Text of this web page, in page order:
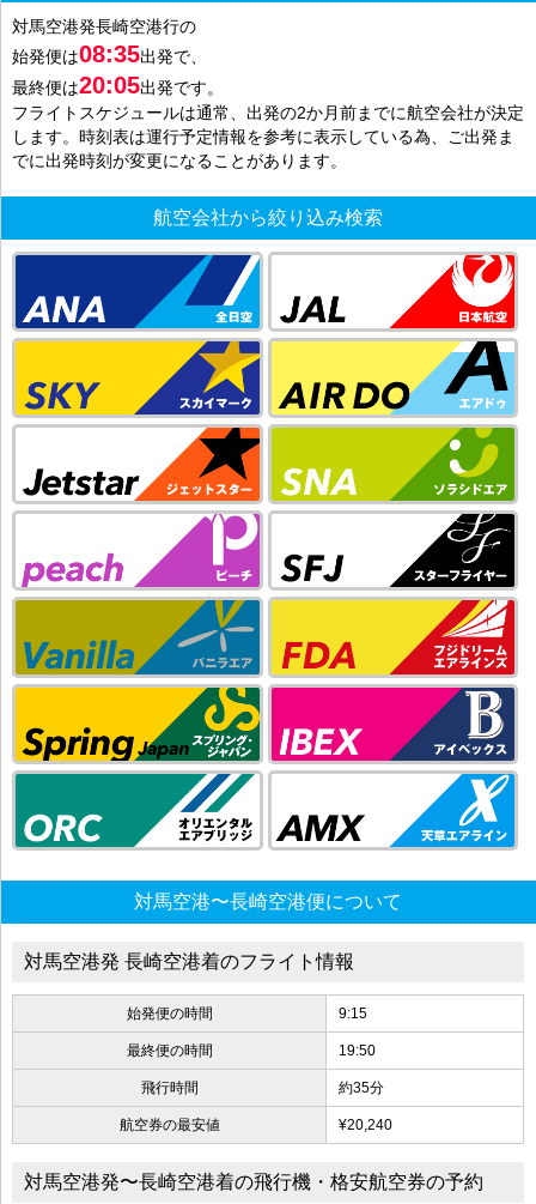
対馬空港発長崎空港行の
始発便は08:35出発で、
最終便は20:05出発です。
フライトスケジュールは通常、出発の2か月前までに航空会社が決定
します。時刻表は運行予定情報を参考に表示している為、ご出発ま
でに出発時刻が変更になることがあります。
航空会社から絞り込み検索
対馬空港〜長崎空港便について
対馬空港発 長崎空港着のフライト情報
始発便の時間 9:15
最終便の時間 19:50
飛行時間 約35分
航空券の最安値 ¥20,240
対馬空港発〜長崎空港着の飛行機・格安航空券の予約